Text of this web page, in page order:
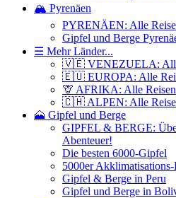
🏔️ Pyrenäen
PYRENÄEN: Alle
Gipfel und Berge
☰ Mehr Länder...
🇻🇪 VENEZUELA:
🇪🇺 EUROPA: Alle
🦒 AFRIKA: Alle Reisen
🇨🇭 ALPEN: Alle
🗻 Gipfel und Berge
GIPFEL & BERGE:
Abenteuer!
Die besten 6000-Gipfel
5000er Akklimatisations-
Gipfel & Berge in Peru
Gipfel und Berge in